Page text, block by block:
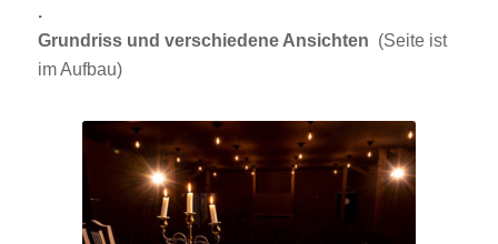
.
Grundriss und verschiedene Ansichten (Seite ist
im Aufbau)